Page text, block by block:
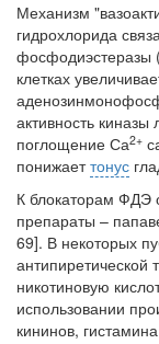
Механизм
гидрохлорида
фосфодиэстеразы
клетках
активность
поглощение Са2+
понижаеттонус
К блокаторам ФДЭ
препараты –
69]. В некоторых
антипиретической
никотиновую
использовании
кининов,